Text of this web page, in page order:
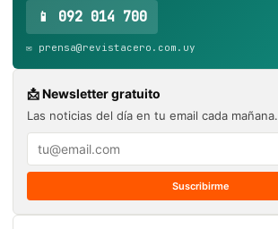
📱 092 014 700
✉️ prensa@revistacero.com.uy
📩 Newsletter gratuito
Las noticias del día en tu email cada mañana.
Suscribirme